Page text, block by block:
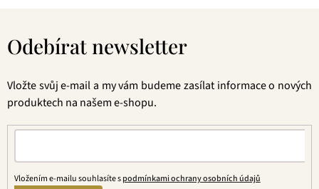
Odebírat newsletter
Vložte svůj e-mail a my vám budeme zasílat informace o nových
produktech na našem e-shopu.
Vložením e-mailu souhlasíte spodmínkami ochrany osobních údajů